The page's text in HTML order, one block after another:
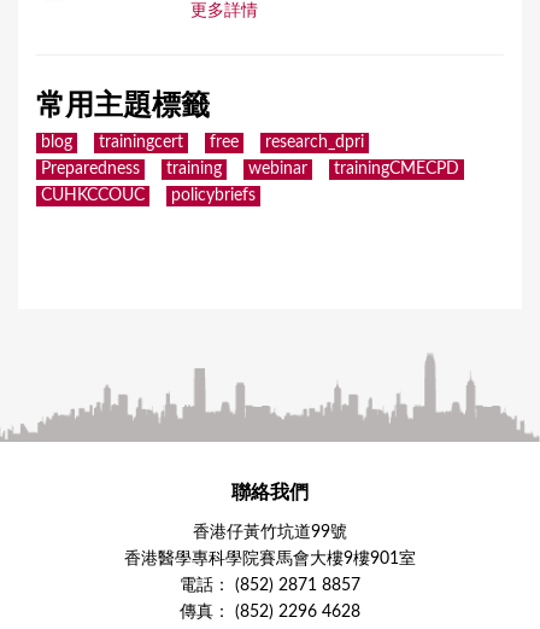
更多詳情
常用主題標籤
blog trainingcert free
research_dpri
Preparedness
training webinar
trainingCMECPD
CUHKCCOUC
policybriefs
聯絡我們
香港仔黃竹坑道99號
香港醫學專科學院賽馬會大樓9樓901室
電話： (852) 2871 8857
傳真： (852) 2296 4628